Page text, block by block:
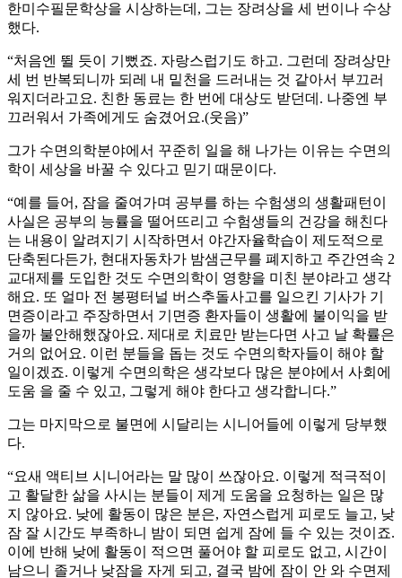
한미수필문학상을 시상하는데, 그는 장려상을 세 번이나 수상
했다.
“처음엔 뛸 듯이 기뻤죠. 자랑스럽기도 하고. 그런데 장려상만
세 번 반복되니까 되레 내 밑천을 드러내는 것 같아서 부끄러
워지더라고요. 친한 동료는 한 번에 대상도 받던데. 나중엔 부
끄러워서 가족에게도 숨겼어요.(웃음)”
그가 수면의학분야에서 꾸준히 일을 해 나가는 이유는 수면의
학이 세상을 바꿀 수 있다고 믿기 때문이다.
“예를 들어, 잠을 줄여가며 공부를 하는 수험생의 생활패턴이
사실은 공부의 능률을 떨어뜨리고 수험생들의 건강을 해친다
는 내용이 알려지기 시작하면서 야간자율학습이 제도적으로
단축된다든가, 현대자동차가 밤샘근무를 폐지하고 주간연속 2
교대제를 도입한 것도 수면의학이 영향을 미친 분야라고 생각
해요. 또 얼마 전 봉평터널 버스추돌사고를 일으킨 기사가 기
면증이라고 주장하면서 기면증 환자들이 생활에 불이익을 받
을까 불안해했잖아요. 제대로 치료만 받는다면 사고 날 확률은
거의 없어요. 이런 분들을 돕는 것도 수면의학자들이 해야 할
일이겠죠. 이렇게 수면의학은 생각보다 많은 분야에서 사회에
도움 을 줄 수 있고, 그렇게 해야 한다고 생각합니다.”
그는 마지막으로 불면에 시달리는 시니어들에 이렇게 당부했
다.
“요새 액티브 시니어라는 말 많이 쓰잖아요. 이렇게 적극적이
고 활달한 삶을 사시는 분들이 제게 도움을 요청하는 일은 많
지 않아요. 낮에 활동이 많은 분은, 자연스럽게 피로도 늘고, 낮
잠 잘 시간도 부족하니 밤이 되면 쉽게 잠에 들 수 있는 것이죠.
이에 반해 낮에 활동이 적으면 풀어야 할 피로도 없고, 시간이
남으니 졸거나 낮잠을 자게 되고, 결국 밤에 잠이 안 와 수면제